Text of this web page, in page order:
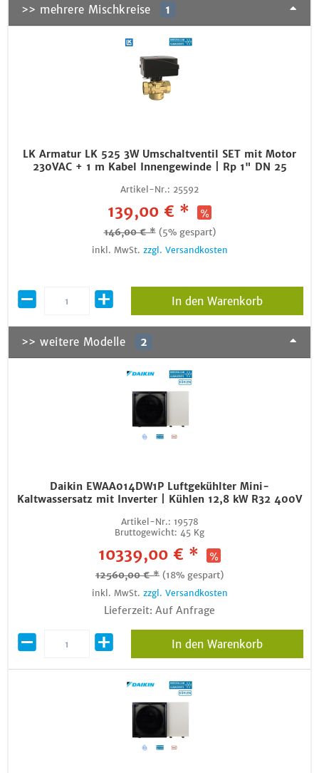
>> mehrere Mischkreise 1
LK Armatur LK 525 3W Umschaltventil SET mit Motor
230VAC + 1 m Kabel Innengewinde | Rp 1" DN 25
Artikel-Nr.: 25592
139,00 € *
146,00 € * (5% gespart)
inkl. MwSt. zzgl. Versandkosten
In den Warenkorb
>> weitere Modelle 2
Daikin EWAA014DW1P Luftgekühlter Mini-
Kaltwassersatz mit Inverter | Kühlen 12,8 kW R32 400V
Artikel-Nr.: 19578
Bruttogewicht: 45 Kg
10339,00 € *
12560,00 € * (18% gespart)
inkl. MwSt. zzgl. Versandkosten
Lieferzeit: Auf Anfrage
In den Warenkorb